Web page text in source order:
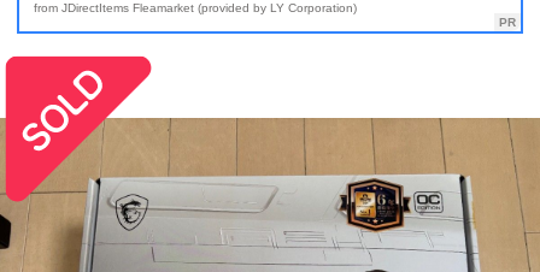
from JDirectItems Fleamarket (provided by LY Corporation)